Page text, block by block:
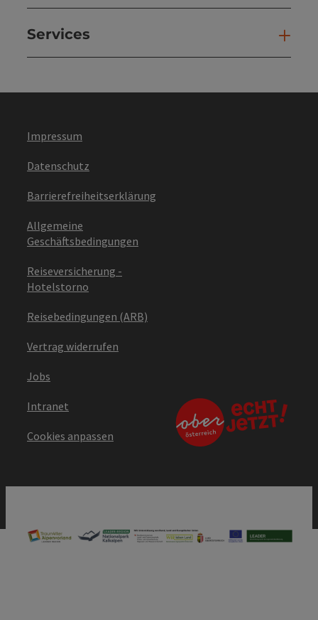
Services
Impressum
Datenschutz
Barrierefreiheitserklärung
Allgemeine
Geschäftsbedingungen
Reiseversicherung -
Hotelstorno
Reisebedingungen (ARB)
Vertrag widerrufen
Jobs
Intranet
Cookies anpassen